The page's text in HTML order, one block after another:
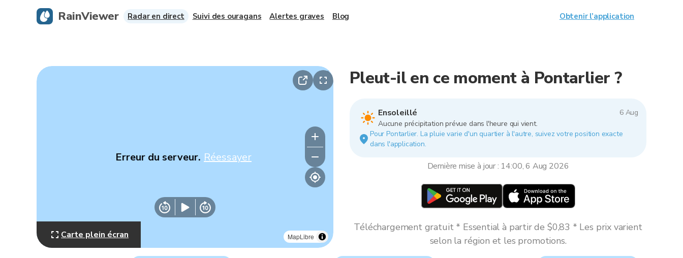
MapLibre
Erreur du serveur. Réessayer
Carte plein écran
Pleut-il en ce moment à Pontarlier ?
Ensoleillé
6 Aug
Aucune précipitation prévue dans l'heure qui vient.
Pour Pontarlier. La pluie varie d'un quartier à l'autre, suivez votre position exacte
dans l'application.
Dernière mise à jour : 14:00, 6 Aug 2026
Téléchargement gratuit * Essential à partir de $0,83 * Les prix varient
selon la région et les promotions.
RainViewer Radar en direct Suivi des ouragans Alertes graves Blog Obtenir l’application